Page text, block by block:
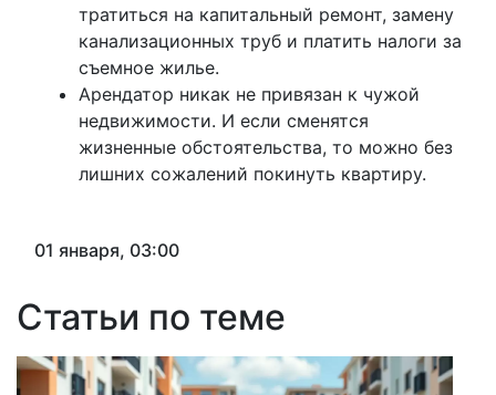
тратиться на капитальный ремонт, замену
канализационных труб и платить налоги за
съемное жилье.
Арендатор никак не привязан к чужой
недвижимости. И если сменятся
жизненные обстоятельства, то можно без
лишних сожалений покинуть квартиру.
01 января, 03:00
Статьи по теме